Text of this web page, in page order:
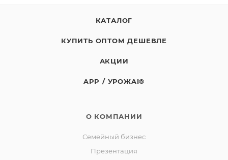
КАТАЛОГ
КУПИТЬ ОПТОМ ДЕШЕВЛЕ
АКЦИИ
APP / УРОЖAI®
О КОМПАНИИ
Семейный бизнес
Презентация